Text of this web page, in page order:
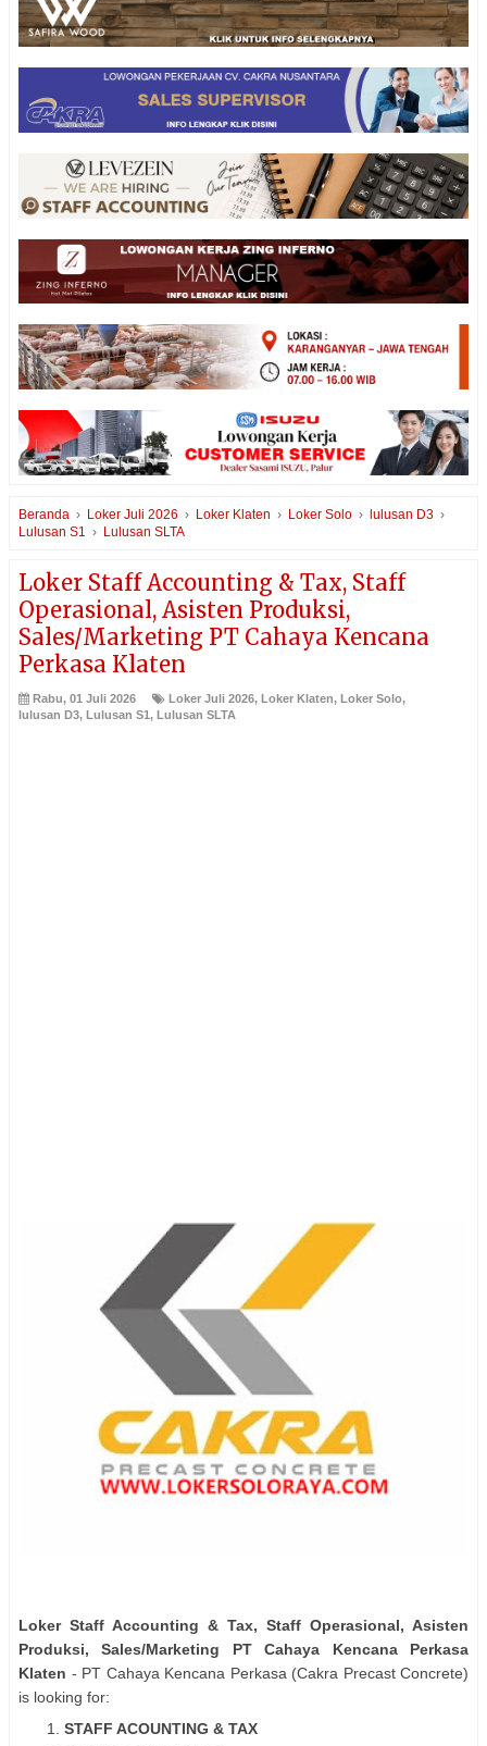
Beranda › Loker Juli 2026 › Loker Klaten › Loker Solo › lulusan D3 ›
Lulusan S1
› Lulusan SLTA
Loker Staff Accounting & Tax, Staff
Operasional, Asisten Produksi,
Sales/Marketing PT Cahaya Kencana
Perkasa Klaten
Rabu, 01 Juli 2026 Loker Juli 2026, Loker Klaten, Loker Solo,
lulusan D3, Lulusan S1, Lulusan SLTA
Loker Staff Accounting & Tax, Staff Operasional, Asisten
Produksi, Sales/Marketing PT Cahaya Kencana Perkasa
Klaten - PT Cahaya Kencana Perkasa (Cakra Precast Concrete)
is looking for:
STAFF ACOUNTING & TAX